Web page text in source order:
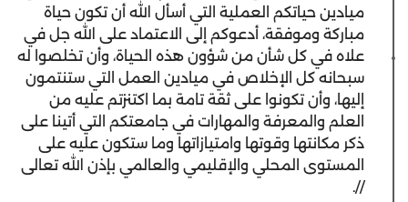
ميادين حياتكم العملية التي أسأل الله أن تكون حياة
مباركة وموفقة، أدعوكم إلى الاعتماد على الله جل في
علاه في كل شأن من شؤون هذه الحياة، وأن تخلصوا له
سبحانه كل الإخلاص في ميادين العمل التي ستنتمون
إليها، وأن تكونوا على ثقة تامة بما اكتنزتم عليه من
العلم والمعرفة والمهارات في جامعتكم التي أتينا على
ذكر مكانتها وقوتها وامتيازاتها وما ستكون عليه على
المستوى المحلي والإقليمي والعالمي بإذن الله تعالى
//.